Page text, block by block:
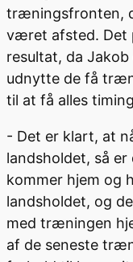
træningsfronten,
været afsted. Det
resultat, da
udnytte de få
til at få alles
- Det er klart, at
landsholdet, så
kommer hjem og
landsholdet, og
med træningen
af de seneste